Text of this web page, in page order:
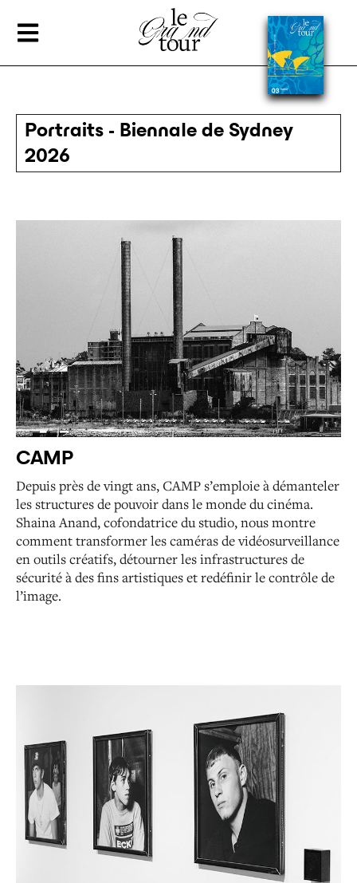
Portraits - Biennale de Sydney
2026
CAMP
Depuis près de vingt ans, CAMP s’emploie à démanteler
les structures de pouvoir dans le monde du cinéma.
Shaina Anand, cofondatrice du studio, nous montre
comment transformer les caméras de vidéosurveillance
en outils créatifs, détourner les infrastructures de
sécurité à des fins artistiques et redéfinir le contrôle de
l’image.